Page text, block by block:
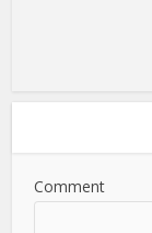
Comment